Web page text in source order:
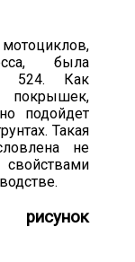
была
524. Как
покрышек,
подойдет
Такая
не